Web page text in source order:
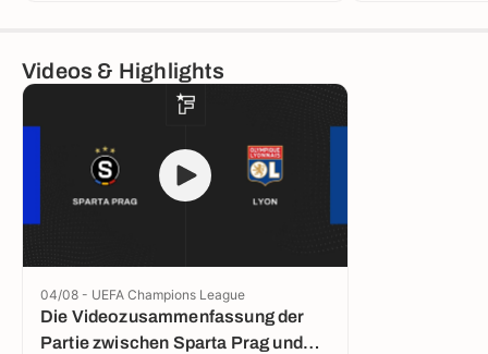
Videos & Highlights
Die Videozusammenfassung der
Partie zwischen Sparta Prag und
04/08 - UEFA Champions League